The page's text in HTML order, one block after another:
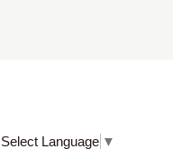
Select Language ▼